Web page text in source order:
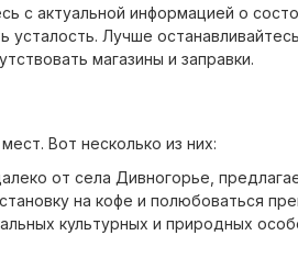
с актуальной информацией о
усталость. Лучше
магазины и заправки.
Вот несколько из них:
от села Дивногорье,
на кофе и полюбоваться
культурных и природных